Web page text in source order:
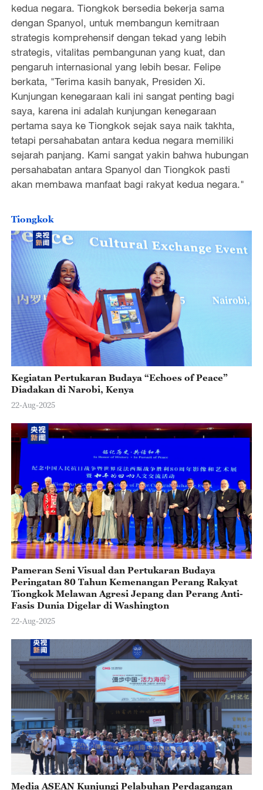
o
kedua negara. Tiongkok bersedia bekerja sama
dengan Spanyol, untuk membangun kemitraan
strategis komprehensif dengan tekad yang lebih
strategis, vitalitas pembangunan yang kuat, dan
pengaruh internasional yang lebih besar. Felipe
berkata, "Terima kasih banyak, Presiden Xi.
Kunjungan kenegaraan kali ini sangat penting bagi
saya, karena ini adalah kunjungan kenegaraan
pertama saya ke Tiongkok sejak saya naik takhta,
tetapi persahabatan antara kedua negara memiliki
sejarah panjang. Kami sangat yakin bahwa hubungan
persahabatan antara Spanyol dan Tiongkok pasti
akan membawa manfaat bagi rakyat kedua negara."
Tiongkok
Kegiatan Pertukaran Budaya “Echoes of Peace”
Diadakan di Narobi, Kenya
22-Aug-2025
Pameran Seni Visual dan Pertukaran Budaya
Peringatan 80 Tahun Kemenangan Perang Rakyat
Tiongkok Melawan Agresi Jepang dan Perang Anti-
Fasis Dunia Digelar di Washington
22-Aug-2025
Media ASEAN Kunjungi Pelabuhan Perdagangan